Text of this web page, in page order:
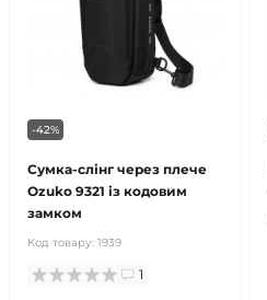
-42%
Сумка-слінг через плече
Ozuko 9321 із кодовим
замком
Код товару: 1939
1